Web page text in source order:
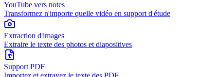
YouTube vers notes
Transformez n'importe quelle vidéo en support d'étude
Extraction d'images
Extraire le texte des photos et diapositives
Support PDF
Importez et extrayez le texte des PDF